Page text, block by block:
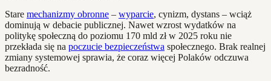
Stare mechanizmy obronne – wyparcie, cynizm, dystans – wciąż
dominują w debacie publicznej. Nawet wzrost wydatków na
politykę społeczną do poziomu 170 mld zł w 2025 roku nie
przekłada się na poczucie bezpieczeństwa społecznego. Brak realnej
zmiany systemowej sprawia, że coraz więcej Polaków odczuwa
bezradność.